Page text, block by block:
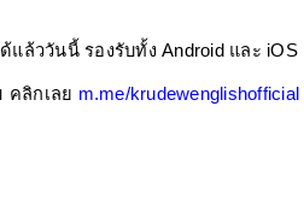
แล้ววันนี้ รองรับทั้ง Android และ iOS
คลิกเลย m.me/krudewenglishofficial